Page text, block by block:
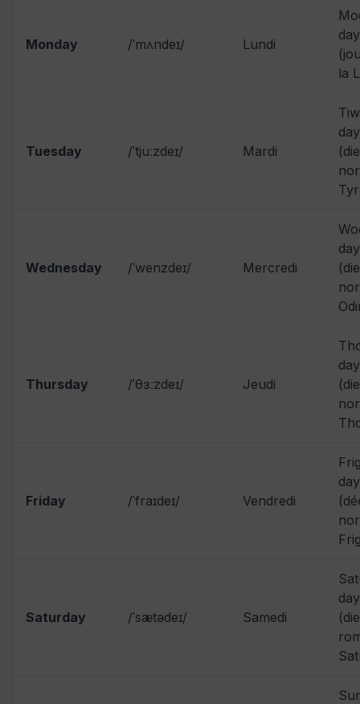
Monday /ˈmʌndeɪ/ Lundi
day
la
Tuesday /ˈtjuːzdeɪ/ Mardi
day
Wednesday /ˈwenzdeɪ/ Mercredi
day
Thursday /ˈθɜːzdeɪ/ Jeudi
day
Friday /ˈfraɪdeɪ/ Vendredi
day
Saturday /ˈsætədeɪ/ Samedi
day